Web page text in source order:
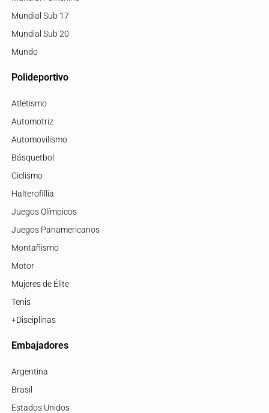
Mundial Sub 17
Mundial Sub 20
Mundo
Polideportivo
Atletismo
Automotriz
Automovilismo
Básquetbol
Ciclismo
Halterofillia
Juegos Olímpicos
Juegos Panamericanos
Montañismo
Motor
Mujeres de Élite
Tenis
+Disciplinas
Embajadores
Argentina
Brasil
Estados Unidos